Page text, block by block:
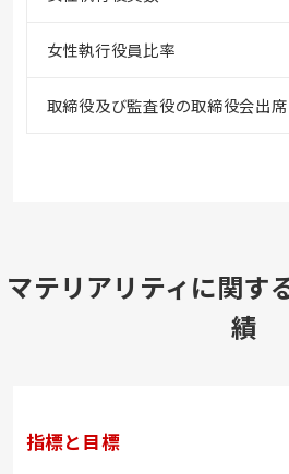
女性執行役員比率
取締役及び監査役の取締役会出
マテリアリティに関す
績
指標と目標